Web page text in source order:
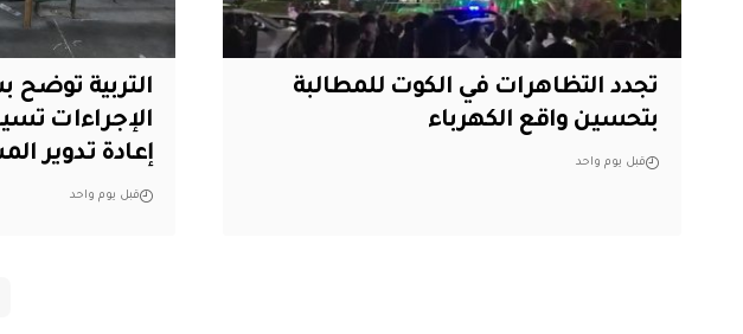
تجدد التظاهرات في الكوت للمطالبة
بتحسين واقع الكهرباء
قبل يوم واحد
التربية توضح
الإجراءات
إعادة تدوير
قبل يوم واحد